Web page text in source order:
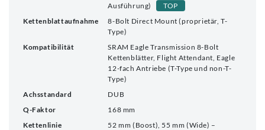
Ausführung)
TOP
Kettenblattaufnahme
8-Bolt Direct Mount (proprietär, T-
Type)
Kompatibilität
SRAM Eagle Transmission 8-Bolt
Kettenblätter, Flight Attendant, Eagle
12-fach Antriebe (T-Type und non-T-
Type)
Achsstandard
DUB
Q-Faktor
168 mm
Kettenlinie
52 mm (Boost), 55 mm (Wide) –